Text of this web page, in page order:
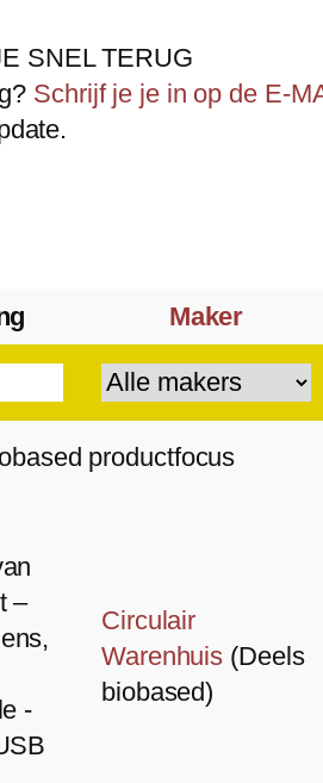
SNEL TERUG
Schrijf je je in op de E-
Maker
productfocus
–
-
Circulair
Warenhuis (Deels
biobased)